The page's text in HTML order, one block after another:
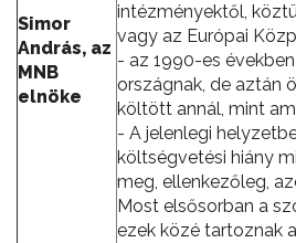
Simor
András, az
MNB
elnöke
intézményektől,
vagy az Európai
- az 1990-es
országnak, de aztán
költött annál, mint
- A jelenlegi
költségvetési hiány
meg, ellenkezőleg,
Most elsősorban a
ezek közé tartoznak